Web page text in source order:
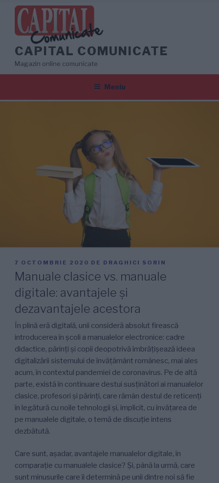
conținut
CAPITAL COMUNICATE
Magazin online comunicate
Meniu
PUBLICAT
PE
7 OCTOMBRIE 2020 DE DRAGHICI SORIN
Manuale clasice vs. manuale
digitale: avantajele și
dezavantajele acestora
În plină eră digitală, unii consideră absolut firească
introducerea în școli a manualelor electronice: cadre
didactice, părinți și copii deopotrivă îmbrățișează ideea
digitalizării sistemului de învățământ românesc, mai ales
acum, în contextul pandemiei de coronavirus. Pe de altă
parte, există în continuare destui susținători ai manualelor
clasice, profesori și părinți, care rămân destul de reticenți
în legătură cu noile tehnologii și, implicit, cu învățarea de
pe manualele digitale, o temă de discuție intens
dezbătută.
Care sunt, așadar, avantajele manualelor digitale, în
comparație cu manualele clasice? Și, până la urmă, care
sunt minusurile care îi determină pe unii dintre noi să fie